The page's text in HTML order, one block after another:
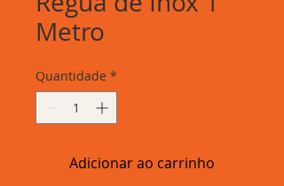
Metro
Quantidade *
Adicionar ao carrinho